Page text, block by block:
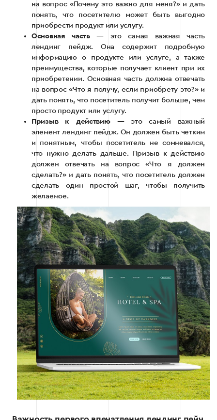
на вопрос «Почему это важно для меня?» и дать
понять, что посетителю может быть выгодно
приобрести продукт или услугу.
Основная часть— это самая важная часть
лендинг пейдж. Она содержит подробную
информацию о продукте или услуге, а также
преимущества, которые получает клиент при их
приобретении. Основная часть должна отвечать
на вопрос «Что я получу, если приобрету это?» и
дать понять, что посетитель получит больше, чем
просто продукт или услугу.
Призыв к действию— это самый важный
элемент лендинг пейдж. Он должен быть четким
и понятным, чтобы посетитель не сомневался,
что нужно делать дальше. Призыв к действию
должен отвечать на вопрос «Что я должен
сделать?» и дать понять, что посетитель должен
сделать один простой шаг, чтобы получить
желаемое.